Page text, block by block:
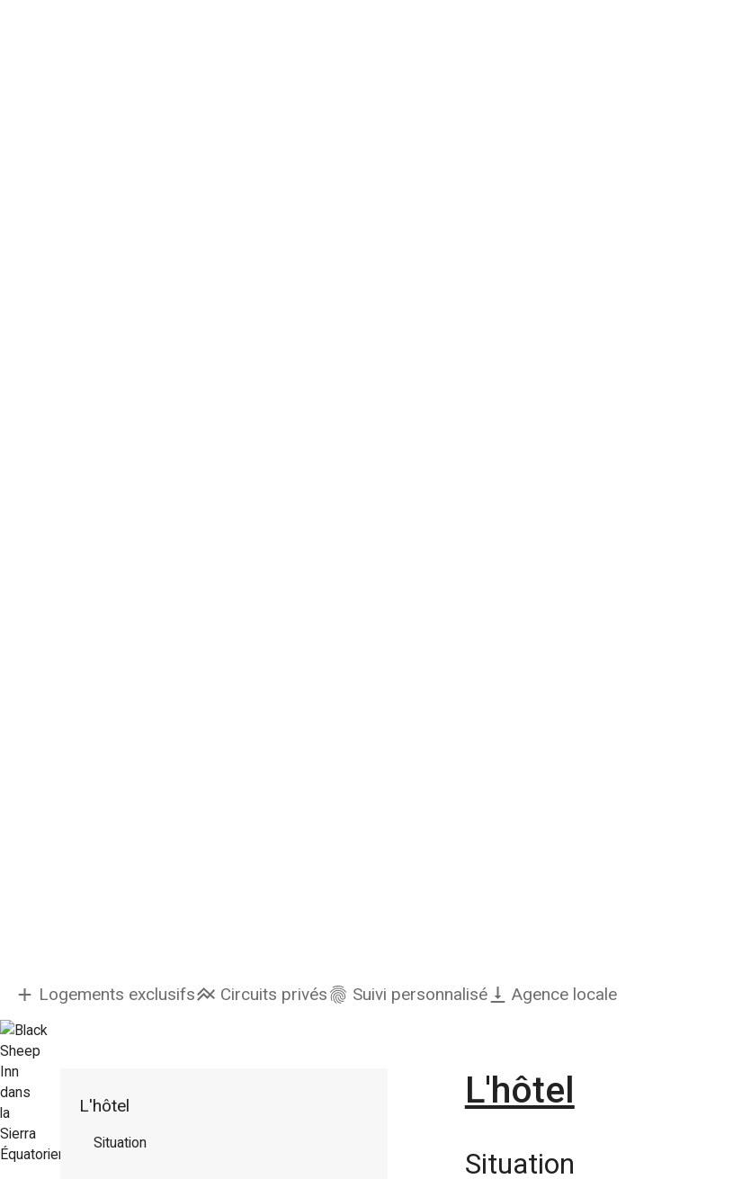
Logements exclusifs Circuits privés Suivi personnalisé Agence locale
L'hôtel
Situation
L'hôtel
Situation